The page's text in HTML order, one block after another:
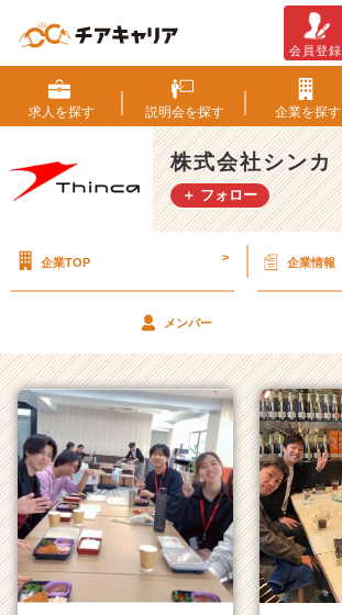
式
会
社
シ
ン
カ
ム
ン
一
覧
ベ
ン
チ
ャ
ー・
成
長
会員登録
求人を探す 説明会を探す 企業を探す
株式会社シンカ
＋ フォロー
企業TOP > 企業情報
メンバー